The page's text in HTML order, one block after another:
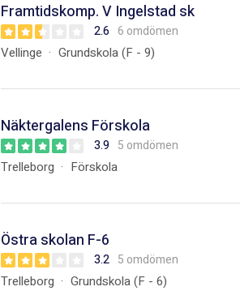
Framtidskomp. V Ingelstad sk
2.6 6 omdömen
Vellinge Grundskola (F - 9)
Näktergalens Förskola
3.9 5 omdömen
Trelleborg Förskola
Östra skolan F-6
3.2 5 omdömen
Trelleborg Grundskola (F - 6)